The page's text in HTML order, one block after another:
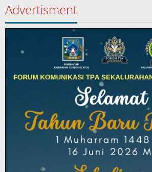
Advertisment